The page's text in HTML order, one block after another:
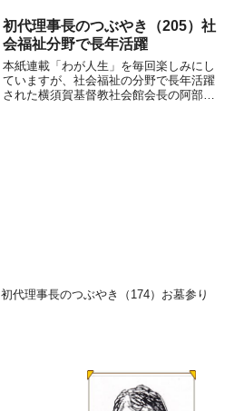
初代理事長のつぶやき（205）社
会福祉分野で長年活躍
本紙連載「わが人生」を毎回楽しみにし
ていますが、社会福祉の分野で長年活躍
された横須賀基督教社会館会長の阿部志
初代理事長のつぶやき（174）お墓参り